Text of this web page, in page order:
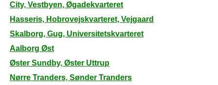
City, Vestbyen, Øgadekvarteret
Hasseris, Hobrovejskvarteret, Vejgaard
Skalborg, Gug, Universitetskvarteret
Aalborg Øst
Øster Sundby, Øster Uttrup
Nørre Tranders, Sønder Tranders